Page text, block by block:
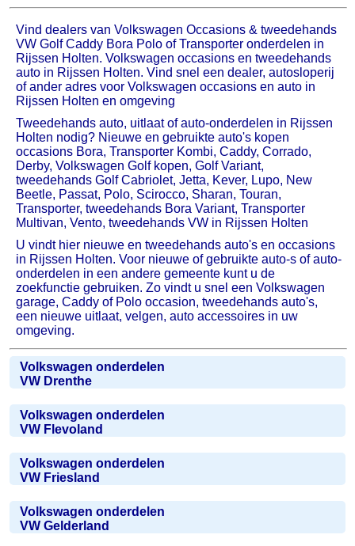
Vind dealers van Volkswagen Occasions & tweedehands
VW Golf Caddy Bora Polo of Transporter onderdelen in
Rijssen Holten. Volkswagen occasions en tweedehands
auto in Rijssen Holten. Vind snel een dealer, autosloperij
of ander adres voor Volkswagen occasions en auto in
Rijssen Holten en omgeving
Tweedehands auto, uitlaat of auto-onderdelen in Rijssen
Holten nodig? Nieuwe en gebruikte auto's kopen
occasions Bora, Transporter Kombi, Caddy, Corrado,
Derby, Volkswagen Golf kopen, Golf Variant,
tweedehands Golf Cabriolet, Jetta, Kever, Lupo, New
Beetle, Passat, Polo, Scirocco, Sharan, Touran,
Transporter, tweedehands Bora Variant, Transporter
Multivan, Vento, tweedehands VW in Rijssen Holten
U vindt hier nieuwe en tweedehands auto's en occasions
in Rijssen Holten. Voor nieuwe of gebruikte auto-s of auto-
onderdelen in een andere gemeente kunt u de
zoekfunctie gebruiken. Zo vindt u snel een Volkswagen
garage, Caddy of Polo occasion, tweedehands auto's,
een nieuwe uitlaat, velgen, auto accessoires in uw
omgeving.
Volkswagen onderdelen
VW Drenthe
Volkswagen onderdelen
VW Flevoland
Volkswagen onderdelen
VW Friesland
Volkswagen onderdelen
VW Gelderland